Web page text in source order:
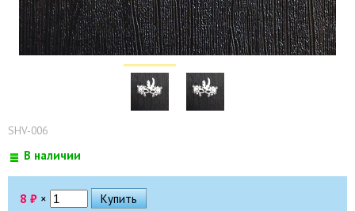
SHV-006
В наличии
8 ₽ ×